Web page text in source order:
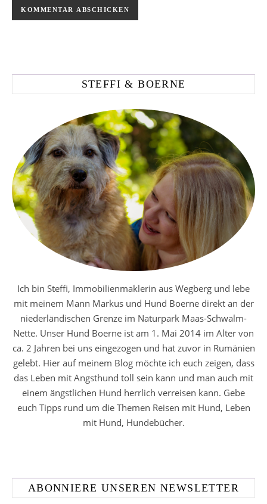
STEFFI & BOERNE
Ich bin Steffi, Immobilienmaklerin aus Wegberg und lebe
mit meinem Mann Markus und Hund Boerne direkt an der
niederländischen Grenze im Naturpark Maas-Schwalm-
Nette. Unser Hund Boerne ist am 1. Mai 2014 im Alter von
ca. 2 Jahren bei uns eingezogen und hat zuvor in Rumänien
gelebt. Hier auf meinem Blog möchte ich euch zeigen, dass
das Leben mit Angsthund toll sein kann und man auch mit
einem ängstlichen Hund herrlich verreisen kann. Gebe
euch Tipps rund um die Themen Reisen mit Hund, Leben
mit Hund, Hundebücher.
ABONNIERE UNSEREN NEWSLETTER